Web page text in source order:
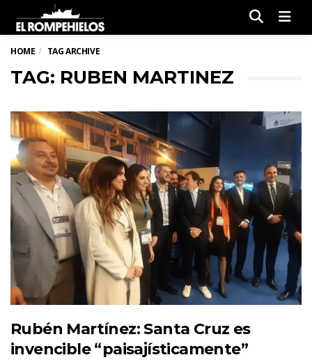
HOME TAG ARCHIVE
TAG: RUBEN MARTINEZ
Rubén Martínez: Santa Cruz es
invencible “paisajísticamente”